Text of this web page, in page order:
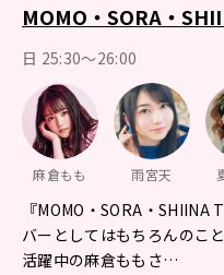
MOMO・SORA・
日 25:30～26:00
麻倉もも 雨宮天
『MOMO・SORA・
バーとしてはもちろんのこ
活躍中の麻倉ももさ…